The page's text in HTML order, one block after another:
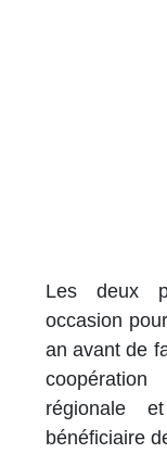
Les deux
occasion
an avant de
régionale
bénéficiaire